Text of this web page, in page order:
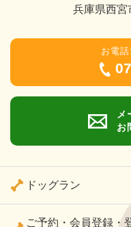
兵庫県西宮
お電
メ
お
ドッグラン
ご予約・会員登録・